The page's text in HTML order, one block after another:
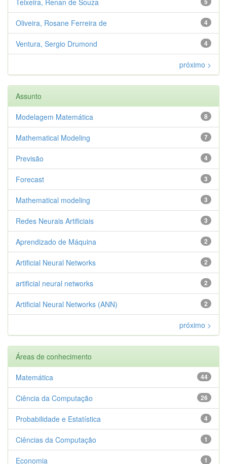
4
Oliveira, Rosane Ferreira de
4
Ventura, Sergio Drumond
próximo >
Assunto
8
Modelagem Matemática
7
Mathematical Modeling
4
Previsão
3
Forecast
3
Mathematical modeling
3
Redes Neurais Artificiais
2
Aprendizado de Máquina
2
Artificial Neural Networks
2
artificial neural networks
2
Artificial Neural Networks (ANN)
próximo >
Áreas de conhecimento
44
Matemática
26
Ciência da Computação
4
Probabilidade e Estatística
1
Ciências da Computação
1
Economia